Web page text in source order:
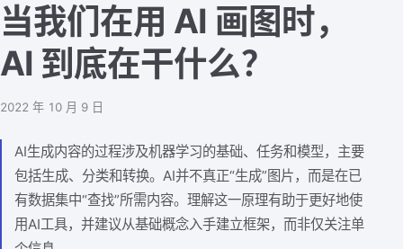
当我们在用 AI 画图时，
AI 到底在干什么？
2022 年 10 月 9 日
AI生成内容的过程涉及机器学习的基础、任务和模型，主要
包括生成、分类和转换。AI并不真正“生成”图片，而是在已
有数据集中“查找”所需内容。理解这一原理有助于更好地使
用AI工具，并建议从基础概念入手建立框架，而非仅关注单